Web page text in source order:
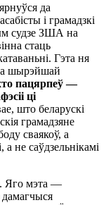
да
і грамадзкі
судзе ЗША на
стаць
Гэта ня
шырэйшай
пацярпеў —
ці
што беларускі
грамадзяне
сваякоў, а
не саўдзельнікамі
Яго мэта —